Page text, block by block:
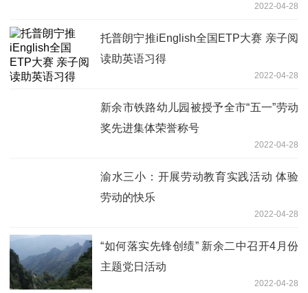
2022-04-28
托普朗宁推iEnglish全国ETP大赛 亲子阅
读助英语习得
2022-04-28
新余市铁路幼儿园被授予全市“五一”劳动
奖先进集体荣誉称号
2022-04-28
渝水三小：开展劳动教育实践活动 体验
劳动的快乐
2022-04-28
“如何落实先锋创绩” 新余二中召开4月份
主题党日活动
2022-04-28